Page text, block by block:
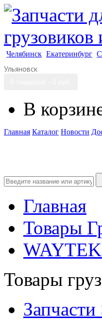
Челябинск Екатеринбург
Ульяновск
В
Главная Каталог Новости
Главная
Товары
Товары